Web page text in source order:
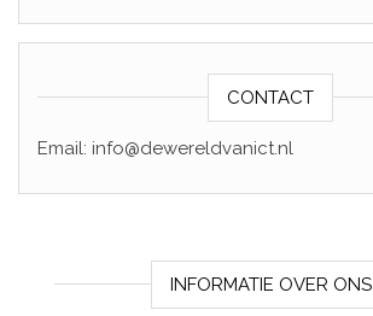
CONTACT
Email: info@dewereldvanict.nl
INFORMATIE OVER ONS